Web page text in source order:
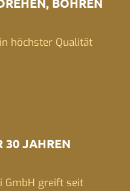
höchster Qualität
30 JAHREN
GmbH greift seit